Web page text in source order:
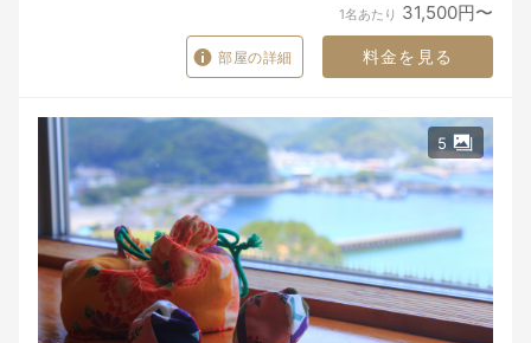
食材や器は、目に見える「モノ」です。
けれど、その向こうにある人の想い、この北浦の景色、そして大
切な人と過ごす時間が重なったとき、料理はただのモノではな
潮香ノ宿 髙平屋が届けたいのは、料理だけではありません。
窓を開けたときに感じる海の香り。
地元の人との何気ない会話。
そして、大切な人とゆっくり食事の時間を過ごすひとときです。
ここで過ごしたひとときが、
「また帰りたいね」と、いつかふと思い出していただける旅にな
れば、私たちにとってそれ以上の喜びはありません。
～～～食事の時間も、旅の大切なひととき。～～～
1名あたり 31,500円〜
部屋の詳細 料金を見る
5